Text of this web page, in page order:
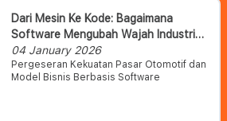
Dari Mesin Ke Kode: Bagaimana
Software Mengubah Wajah Industri
Otomotif Dan Daya Saing Pasar
04 January 2026
Pergeseran Kekuatan Pasar Otomotif dan
Model Bisnis Berbasis Software